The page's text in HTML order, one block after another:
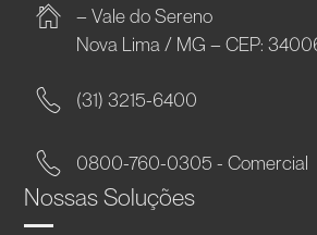
– Vale do Sereno
Nova Lima / MG – CEP:
(31) 3215-6400
0800-760-0305 - Comercial
Nossas Soluções